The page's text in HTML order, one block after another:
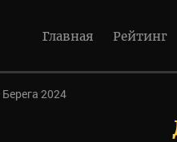
Главная Рейтинг
2024